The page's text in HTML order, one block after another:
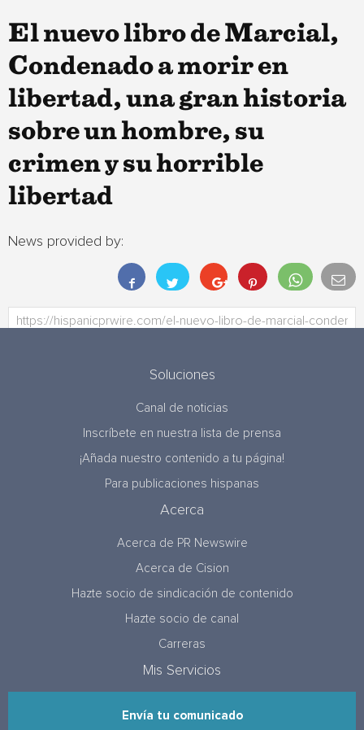
El nuevo libro de Marcial,
Condenado a morir en
libertad, una gran historia
sobre un hombre, su
crimen y su horrible
libertad
News provided by:
Soluciones
Canal de noticias
Inscríbete en nuestra lista de prensa
¡Añada nuestro contenido a tu página!
Para publicaciones hispanas
Acerca
Acerca de PR Newswire
Acerca de Cision
Hazte socio de sindicación de contenido
Hazte socio de canal
Carreras
Mis Servicios
Envía tu comunicado